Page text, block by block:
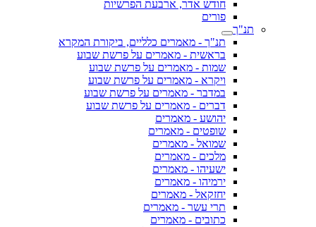
חודש אדר, ארבעת הפרשיות
פורים
תנ"ך
תנ"ך - מאמרים כלליים, ביקורת המקרא
בראשית - מאמרים על פרשת שבוע
שמות - מאמרים על פרשת שבוע
ויקרא - מאמרים על פרשת שבוע
במדבר - מאמרים על פרשת שבוע
דברים - מאמרים על פרשת שבוע
יהושע - מאמרים
שופטים - מאמרים
שמואל - מאמרים
מלכים - מאמרים
ישעיהו - מאמרים
ירמיהו - מאמרים
יחזקאל - מאמרים
תרי עשר - מאמרים
כתובים - מאמרים